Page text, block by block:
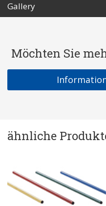
Gallery
Möchten Sie
ähnliche